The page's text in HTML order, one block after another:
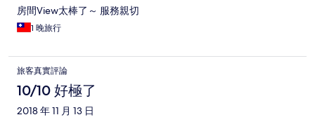
房間View太棒了～ 服務親切
1 晚旅行
旅客真實評論
10/10 好極了
2018 年 11 月 13 日